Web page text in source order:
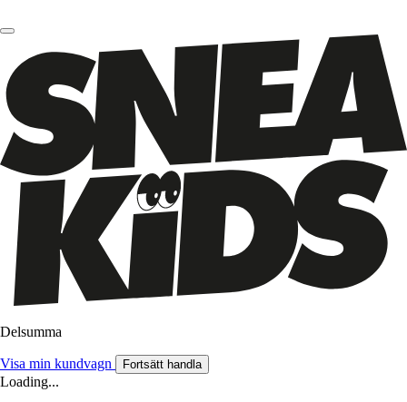
Delsumma
Visa min kundvagn Fortsätt handla
Loading...